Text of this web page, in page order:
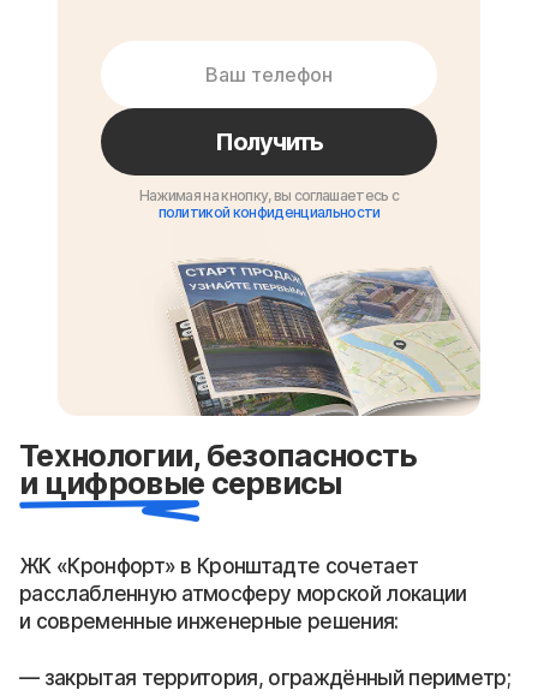
Получить
Нажимая на кнопку, вы соглашаетесь с
политикой конфиденциальности
Технологии, безопасность
и цифровые сервисы
ЖК «Кронфорт» в Кронштадте сочетает
расслабленную атмосферу морской локации
и современные инженерные решения:
закрытая территория, ограждённый периметр;